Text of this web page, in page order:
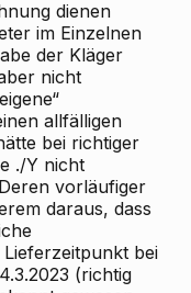
dienen
im Einzelnen
der Kläger
nicht
allfälligen
bei richtiger
./Y nicht
vorläufiger
daraus, dass
bei
(richtig